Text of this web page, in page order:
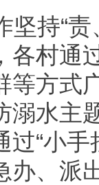
坚持“
村通
等方式
溺水主
“小
办、派